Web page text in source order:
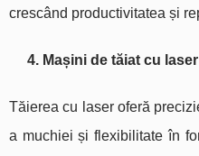
crescând productivitatea și
4. Mașini de tăiat cu
Tăierea cu laser oferă
a muchiei și flexibilitate în